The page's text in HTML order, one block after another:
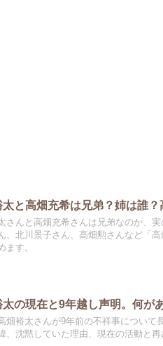
太と高畑充希は兄弟？姉は誰
さんと高畑充希さんは兄弟なのか、
、北川景子さん、高畑勲さんなど「
ます。
太の現在と9年越し声明。何が
畑裕太さんが9年前の不祥事について
、沈黙していた理由、現在の活動と